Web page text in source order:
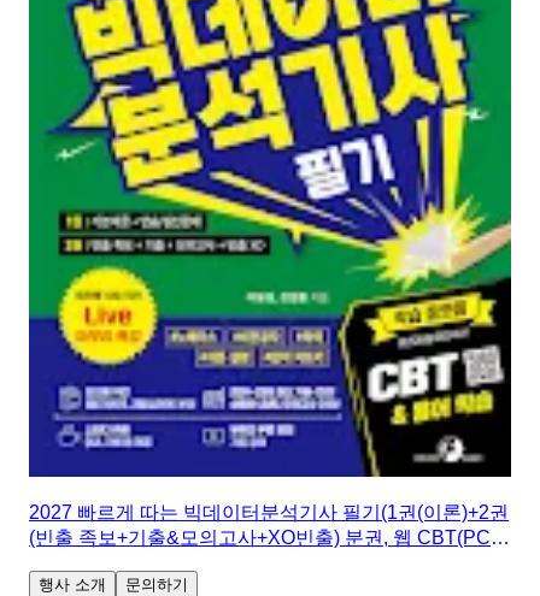
2027 빠르게 따는 빅데이터분석기사 필기(1권(이론)+2권
(빈출 족보+기출&모의고사+XO빈출) 분권, 웹 CBT(PC/
행사 소개 문의하기